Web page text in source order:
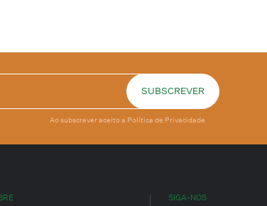
Ao subscrever aceito a Política de Privacidade
SIGA-NOS